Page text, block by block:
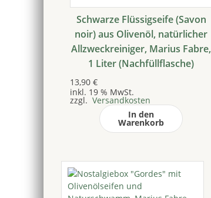
Schwarze Flüssigseife (Savon
noir) aus Olivenöl, natürlicher
Allzweckreiniger, Marius Fabre,
1 Liter (Nachfüllflasche)
13,90 €
inkl. 19 % MwSt.
zzgl. Versandkosten
In den
Warenkorb